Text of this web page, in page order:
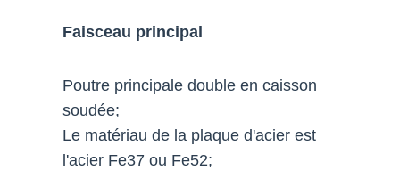
Faisceau principal
Poutre principale double en caisson
soudée;
Le matériau de la plaque d'acier est
l'acier Fe37 ou Fe52;